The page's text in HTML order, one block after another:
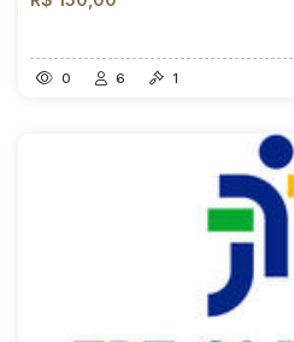
0 6 1